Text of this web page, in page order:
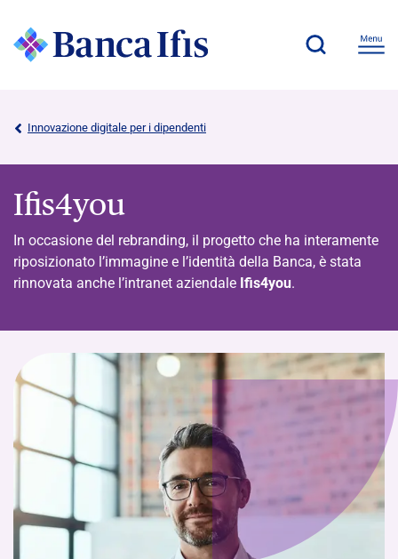
Innovazione digitale per i dipendenti
Ifis4you
In occasione del rebranding, il progetto che ha interamente
riposizionato l’immagine e l’identità della Banca, è stata
rinnovata anche l’intranet aziendale Ifis4you.